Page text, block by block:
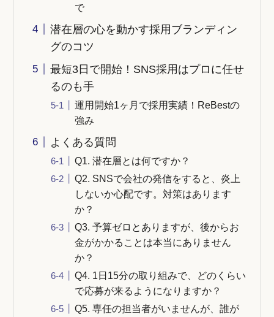
で
潜在層の心を動かす採用ブランディン
グのコツ
最短3日で開始！SNS採用はプロに任せ
るのも手
運用開始1ヶ月で採用実績！ReBestの
強み
よくある質問
Q1. 潜在層とは何ですか？
Q2. SNSで会社の発信をすると、炎上
しないか心配です。対策はあります
か？
Q3. 予算ゼロとありますが、後からお
金がかかることは本当にありません
か？
Q4. 1日15分の取り組みで、どのくらい
で応募が来るようになりますか？
Q5. 専任の担当者がいませんが、誰が